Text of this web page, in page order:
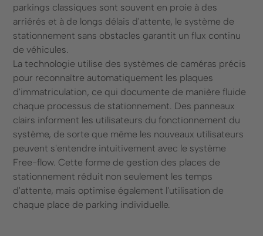
parkings classiques sont souvent en proie à des
arriérés et à de longs délais d'attente, le système de
stationnement sans obstacles garantit un flux continu
de véhicules.
La technologie utilise des systèmes de caméras précis
pour reconnaître automatiquement les plaques
d'immatriculation, ce qui documente de manière fluide
chaque processus de stationnement. Des panneaux
clairs informent les utilisateurs du fonctionnement du
système, de sorte que même les nouveaux utilisateurs
peuvent s'entendre intuitivement avec le système
Free-flow. Cette forme de gestion des places de
stationnement réduit non seulement les temps
d'attente, mais optimise également l'utilisation de
chaque place de parking individuelle.